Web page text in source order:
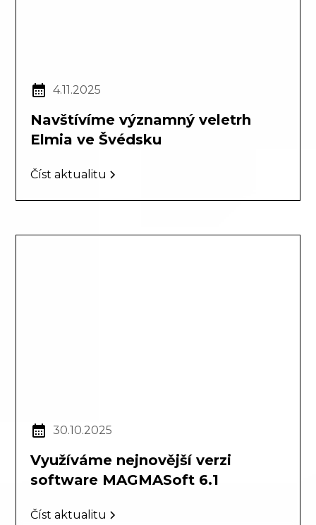
4.11.2025
Navštívíme významný veletrh
Elmia ve Švédsku
Číst aktualitu
30.10.2025
Využíváme nejnovější verzi
software MAGMASoft 6.1
Číst aktualitu